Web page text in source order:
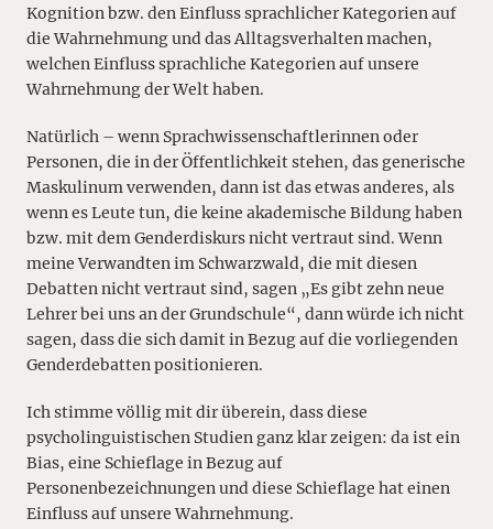
Kognition bzw. den Einfluss sprachlicher Kategorien auf
die Wahrnehmung und das Alltagsverhalten machen,
welchen Einfluss sprachliche Kategorien auf unsere
Wahrnehmung der Welt haben.
Natürlich – wenn Sprachwissenschaftlerinnen oder
Personen, die in der Öffentlichkeit stehen, das generische
Maskulinum verwenden, dann ist das etwas anderes, als
wenn es Leute tun, die keine akademische Bildung haben
bzw. mit dem Genderdiskurs nicht vertraut sind. Wenn
meine Verwandten im Schwarzwald, die mit diesen
Debatten nicht vertraut sind, sagen „Es gibt zehn neue
Lehrer bei uns an der Grundschule“, dann würde ich nicht
sagen, dass die sich damit in Bezug auf die vorliegenden
Genderdebatten positionieren.
Ich stimme völlig mit dir überein, dass diese
psycholinguistischen Studien ganz klar zeigen: da ist ein
Bias, eine Schieflage in Bezug auf
Personenbezeichnungen und diese Schieflage hat einen
Einfluss auf unsere Wahrnehmung.